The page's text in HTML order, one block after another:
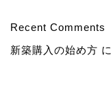
Recent Comments
新築購入の始め方 に